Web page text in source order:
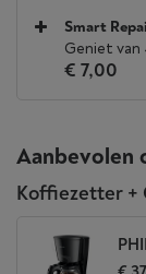
Smart
Geniet van
€ 7,00
Aanbevolen
Koffiezetter +